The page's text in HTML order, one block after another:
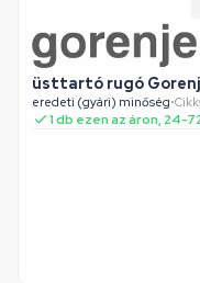
üsttartó rugó
eredeti (gyári) minőség•
1 db ezen az áron, 24-